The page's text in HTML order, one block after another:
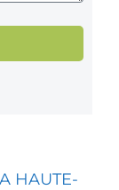
HAUTE-